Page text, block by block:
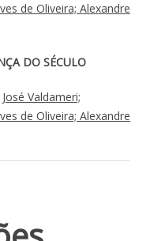
de Oliveira; Alexandre
DO SÉCULO
Valdameri;
de Oliveira; Alexandre